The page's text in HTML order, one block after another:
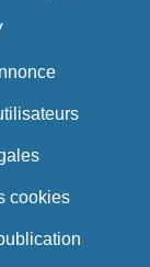
cookies